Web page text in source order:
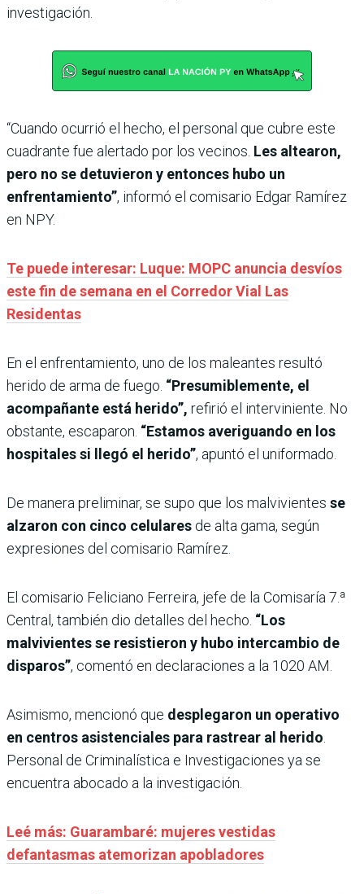
investigación.
“Cuando ocurrió el hecho, el personal que cubre este
cuadrante fue alertado por los vecinos. Les altearon,
pero no se detuvieron y entonces hubo un
enfrentamiento”, informó el comisario Edgar Ramírez
en NPY.
Te puede interesar: Luque: MOPC anuncia desvíos
este fin de semana en el Corredor Vial Las
Residentas
En el enfrentamiento, uno de los maleantes resultó
herido de arma de fuego. “Presumiblemente, el
acompañante está herido”, refirió el interviniente. No
obstante, escaparon. “Estamos averiguando en los
hospitales si llegó el herido”, apuntó el uniformado.
De manera preliminar, se supo que los malvivientes se
alzaron con cinco celulares de alta gama, según
expresiones del comisario Ramírez.
El comisario Feliciano Ferreira, jefe de la Comisaría 7.ª
Central, también dio detalles del hecho. “Los
malvivientes se resistieron y hubo intercambio de
disparos”, comentó en declaraciones a la 1020 AM.
Asimismo, mencionó que desplegaron un operativo
en centros asistenciales para rastrear al herido.
Personal de Criminalística e Investigaciones ya se
encuentra abocado a la investigación.
Leé más: Guarambaré: mujeres vestidas
defantasmas atemorizan apobladores